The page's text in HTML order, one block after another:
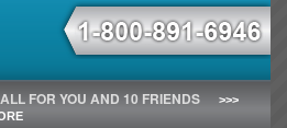
FOR YOU AND 10 FRIENDS
>>>